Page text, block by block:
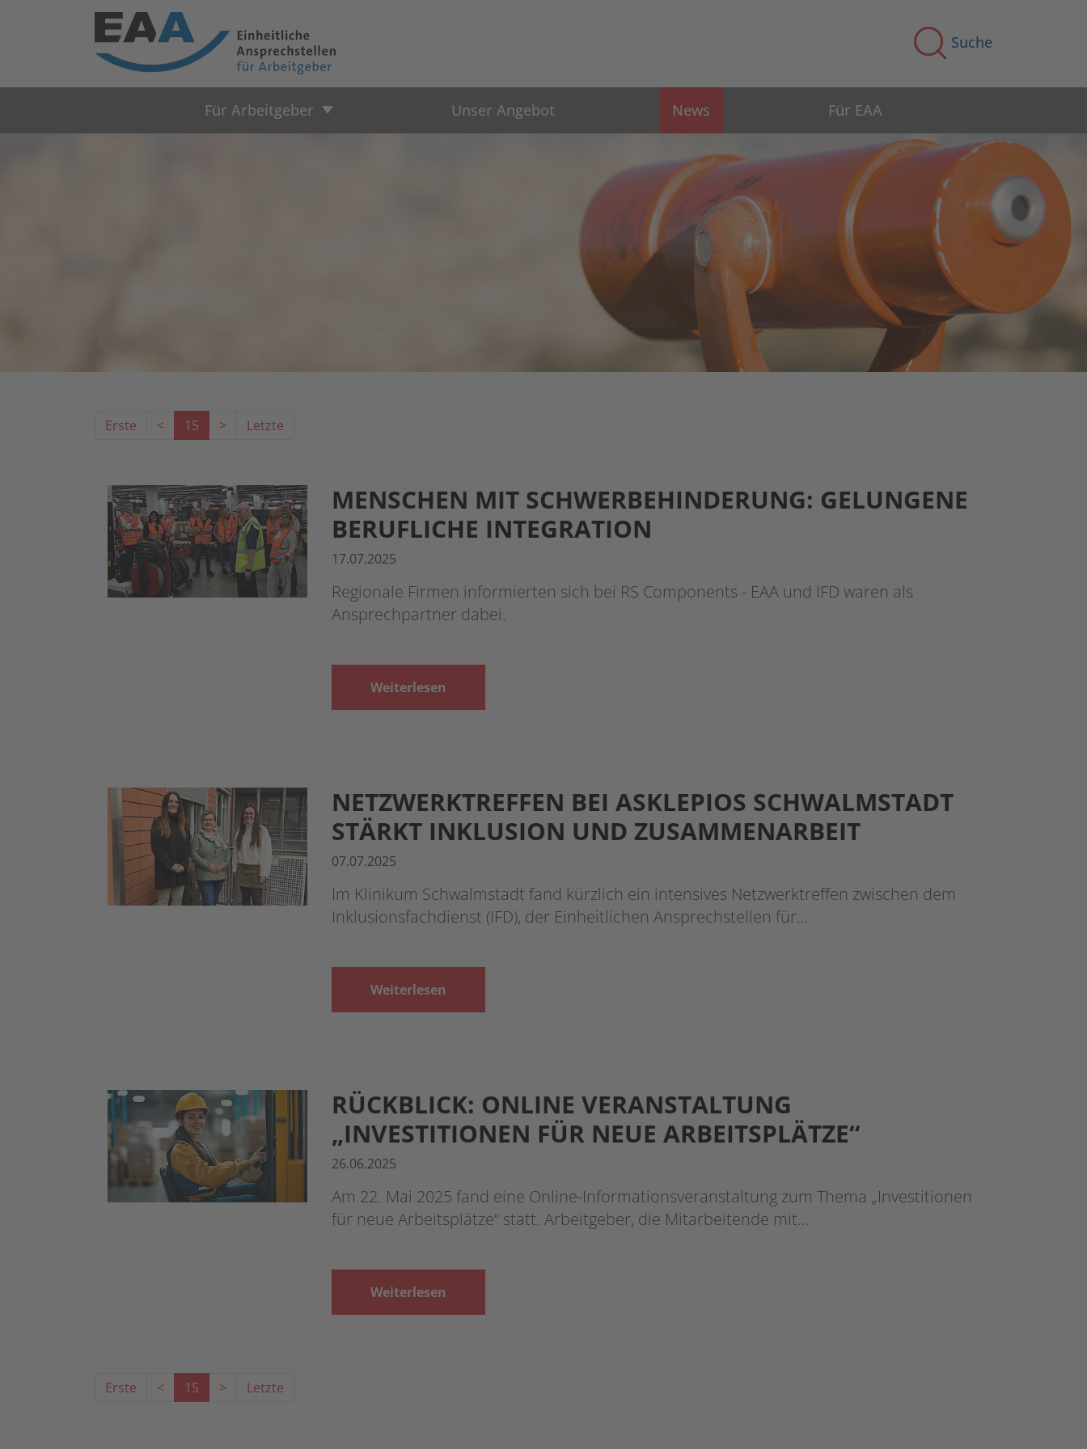
Suche
Für Arbeitgeber Unser Angebot News Für EAA
Erste < 15 > Letzte
MENSCHEN MIT SCHWERBEHINDERUNG: GELUNGENE
BERUFLICHE INTEGRATION
17.07.2025
Regionale Firmen informierten sich bei RS Components - EAA und IFD waren als
Ansprechpartner dabei.
Weiterlesen
NETZWERKTREFFEN BEI ASKLEPIOS SCHWALMSTADT
STÄRKT INKLUSION UND ZUSAMMENARBEIT
07.07.2025
Im Klinikum Schwalmstadt fand kürzlich ein intensives Netzwerktreffen zwischen dem
Inklusionsfachdienst (IFD), der Einheitlichen Ansprechstellen für…
Weiterlesen
RÜCKBLICK: ONLINE VERANSTALTUNG
„INVESTITIONEN FÜR NEUE ARBEITSPLÄTZE“
26.06.2025
Am 22. Mai 2025 fand eine Online-Informationsveranstaltung zum Thema „Investitionen
für neue Arbeitsplätze“ statt. Arbeitgeber, die Mitarbeitende mit…
Weiterlesen
Erste < 15 > Letzte